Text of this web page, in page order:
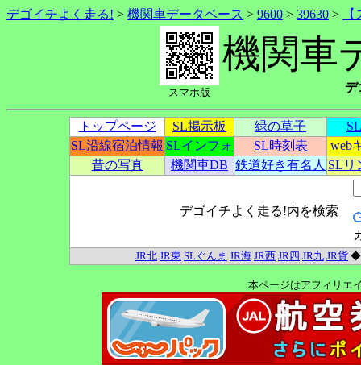
デゴイチよく走る! > 機関車データベース > 9600 > 39630 >
スマホ版
機関車
デ
トップページ SL掲示板 緑の草子
SL沿線宿泊情報 SLインフォ SL時刻表
web
昔の写真
機関車DB 鉄道好き有名人 SLリ
デゴイチよく走る!内を検索
JR北 JR東 SLぐんま JR海 JR西 JR四 JR九 JR貨
本ページはアフィリエ